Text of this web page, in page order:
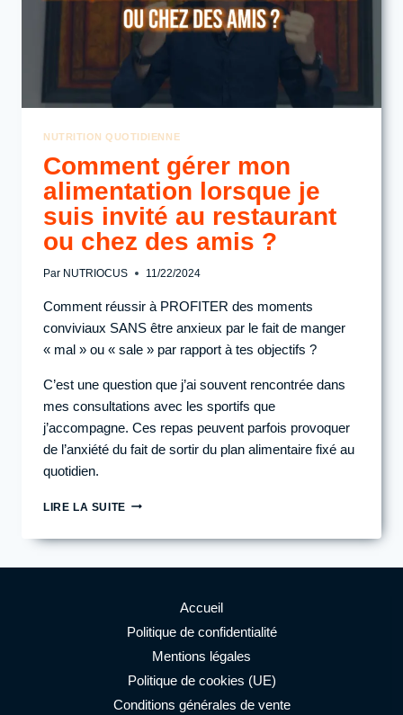
NUTRITION QUOTIDIENNE
Comment gérer mon
alimentation lorsque je
suis invité au restaurant
ou chez des amis ?
Par NUTRIOCUS 11/22/2024
Comment réussir à PROFITER des moments
conviviaux SANS être anxieux par le fait de manger
« mal » ou « sale » par rapport à tes objectifs ?
C’est une question que j’ai souvent rencontrée dans
mes consultations avec les sportifs que
j’accompagne. Ces repas peuvent parfois provoquer
de l’anxiété du fait de sortir du plan alimentaire fixé au
quotidien.
LIRE LA SUITECOMMENT
MON
LORSQUE
AU
RESTAURANT
OU
DES
Accueil
Politique de confidentialité
Mentions légales
Politique de cookies (UE)
Conditions générales de vente